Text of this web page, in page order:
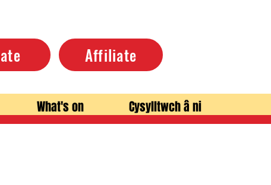
Affiliate
What's on Cysylltwch â ni